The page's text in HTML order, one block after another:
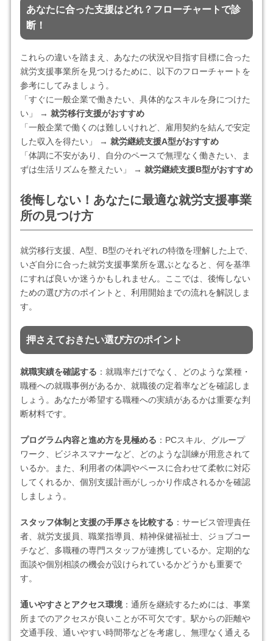
あなたに合った支援はどれ？フローチャートで診
断！
これらの違いを踏まえ、あなたの状況や目指す目標に合った
就労支援事業所を見つけるために、以下のフローチャートを
参考にしてみましょう。
「すぐに一般企業で働きたい、具体的なスキルを身につけた
い」 → 就労移行支援がおすすめ
「一般企業で働くのは難しいけれど、雇用契約を結んで安定
した収入を得たい」 → 就労継続支援A型がおすすめ
「体調に不安があり、自分のペースで無理なく働きたい、ま
ずは生活リズムを整えたい」 → 就労継続支援B型がおすすめ
後悔しない！あなたに最適な就労支援事業
所の見つけ方
就労移行支援、A型、B型のそれぞれの特徴を理解した上で、
いざ自分に合った就労支援事業所を選ぶとなると、何を基準
にすれば良いか迷うかもしれません。ここでは、後悔しない
ための選び方のポイントと、利用開始までの流れを解説しま
す。
押さえておきたい選び方のポイント
就職実績を確認する ：就職率だけでなく、どのような業種・
職種への就職事例があるか、就職後の定着率などを確認しま
しょう。あなたが希望する職種への実績があるかは重要な判
断材料です。
プログラム内容と進め方を見極める ：PCスキル、グループ
ワーク、ビジネスマナーなど、どのような訓練が用意されて
いるか。また、利用者の体調やペースに合わせて柔軟に対応
してくれるか、個別支援計画がしっかり作成されるかを確認
しましょう。
スタッフ体制と支援の手厚さを比較する ：サービス管理責任
者、就労支援員、職業指導員、精神保健福祉士、ジョブコー
チなど、多職種の専門スタッフが連携しているか。定期的な
面談や個別相談の機会が設けられているかどうかも重要で
す。
通いやすさとアクセス環境：通所を継続するためには、事業
所までのアクセスが良いことが不可欠です。駅からの距離や
交通手段、通いやすい時間帯などを考慮し、無理なく通える